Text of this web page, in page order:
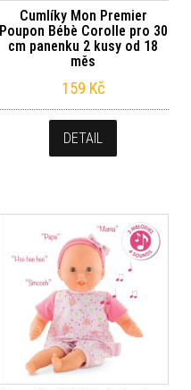
Cumlíky Mon Premier
Poupon Bébè Corolle pro 30
cm panenku 2 kusy od 18
měs
159 Kč
DETAIL